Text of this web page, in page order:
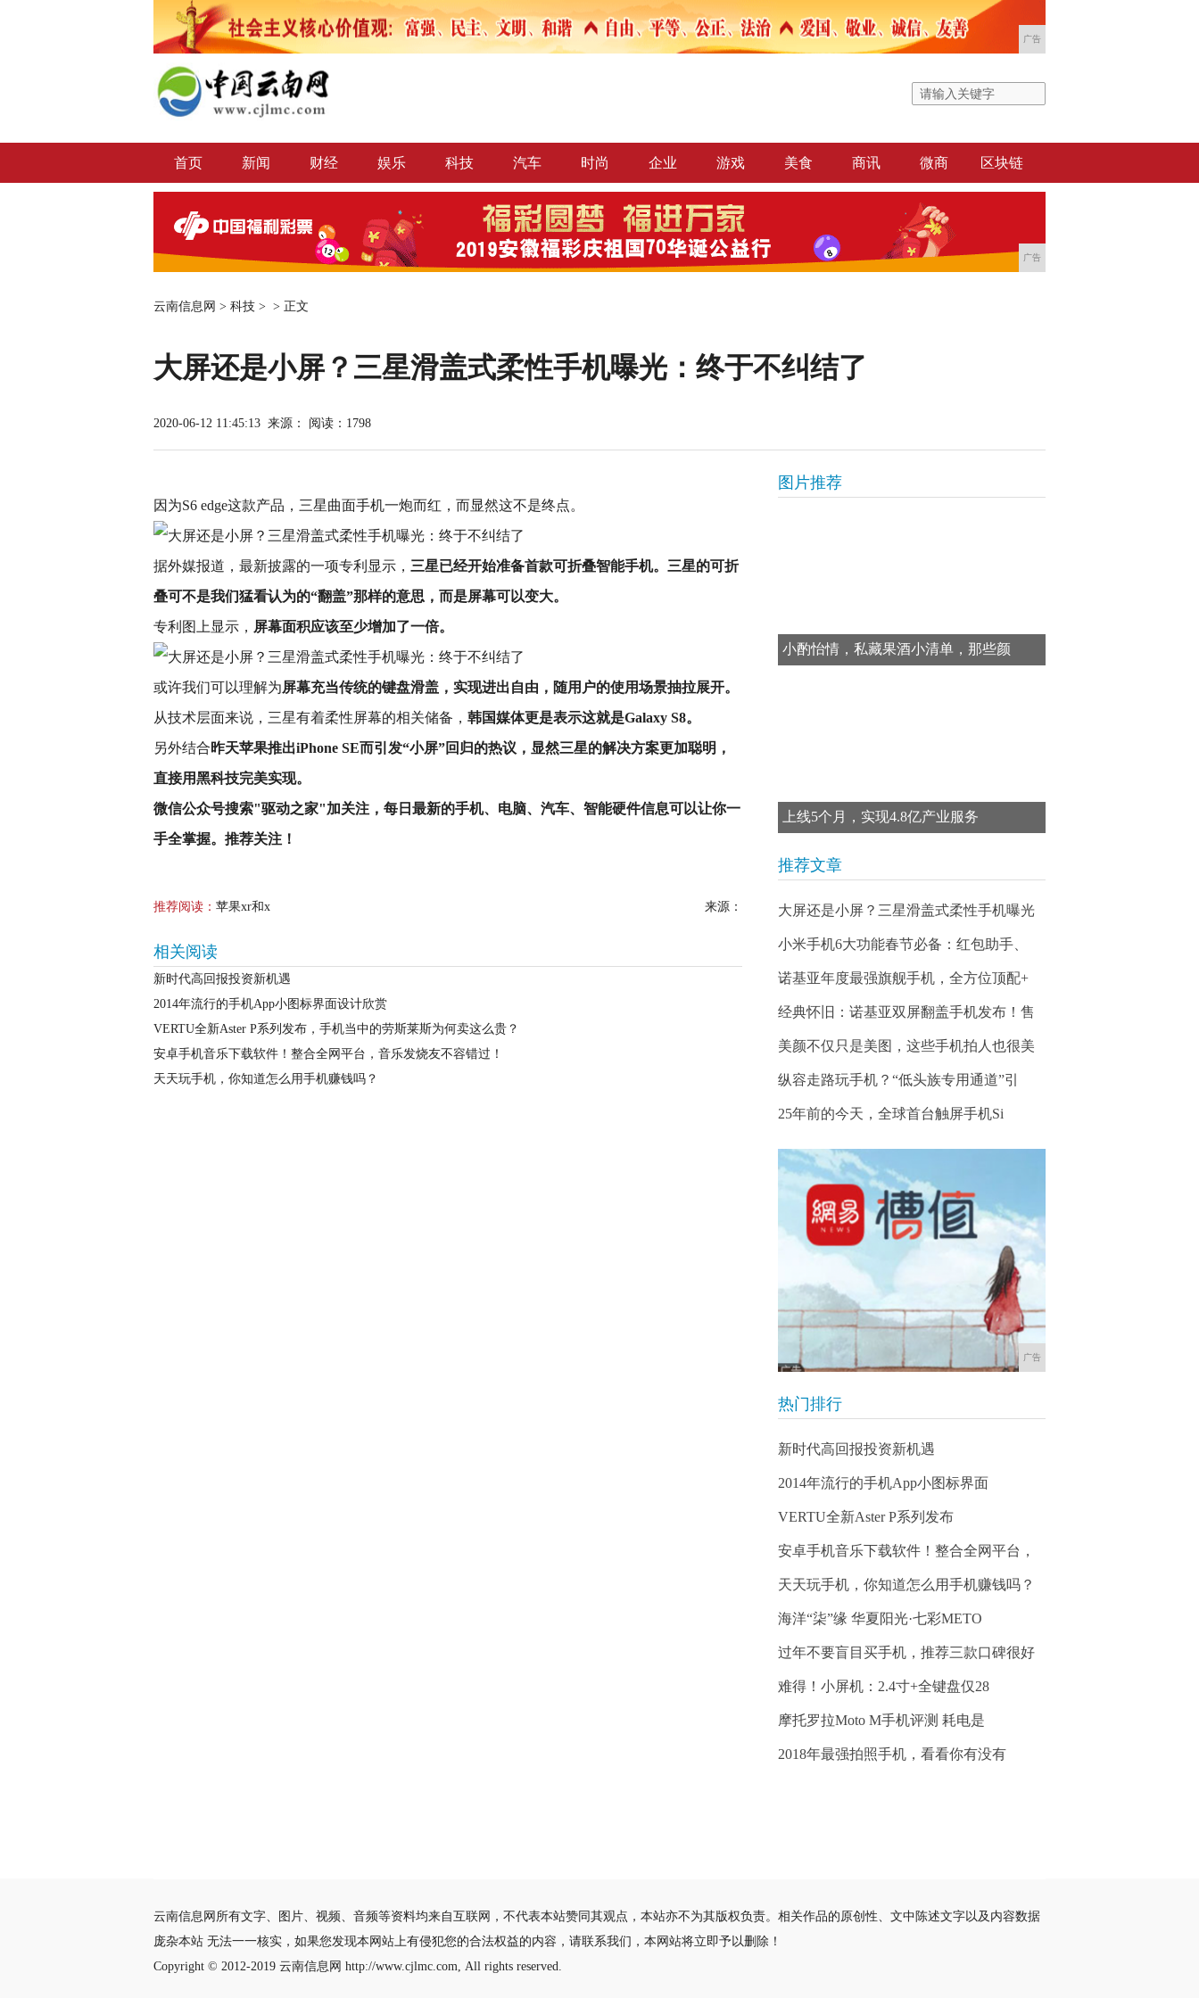
广告
首页 新闻 财经 娱乐 科技 汽车 时尚 企业 游戏 美食 商讯 微商 区块链
广告
云南信息网 > 科技 > > 正文
大屏还是小屏？三星滑盖式柔性手机曝光：终于不纠结了
2020-06-12 11:45:13 来源： 阅读：1798
因为S6 edge这款产品，三星曲面手机一炮而红，而显然这不是终点。
据外媒报道，最新披露的一项专利显示， 三星已经开始准备首款可折叠智能手机。三星的可折
叠可不是我们猛看认为的“翻盖”那样的意思，而是屏幕可以变大。
专利图上显示， 屏幕面积应该至少增加了一倍。
或许我们可以理解为屏幕充当传统的键盘滑盖，实现进出自由，随用户的使用场景抽拉展开。
从技术层面来说，三星有着柔性屏幕的相关储备， 韩国媒体更是表示这就是Galaxy S8。
另外结合昨天苹果推出iPhone SE而引发“小屏”回归的热议，显然三星的解决方案更加聪明，
直接用黑科技完美实现。
微信公众号搜索"驱动之家"加关注，每日最新的手机、电脑、汽车、智能硬件信息可以让你一
手全掌握。推荐关注！
推荐阅读： 苹果xr和x 来源：
相关阅读
新时代高回报投资新机遇
2014年流行的手机App小图标界面设计欣赏
VERTU全新Aster P系列发布，手机当中的劳斯莱斯为何卖这么贵？
安卓手机音乐下载软件！整合全网平台，音乐发烧友不容错过！
天天玩手机，你知道怎么用手机赚钱吗？
图片推荐
小酌怡情，私藏果酒小清单，那些颜
上线5个月，实现4.8亿产业服务
推荐文章
大屏还是小屏？三星滑盖式柔性手机曝光
小米手机6大功能春节必备：红包助手、
诺基亚年度最强旗舰手机，全方位顶配+
经典怀旧：诺基亚双屏翻盖手机发布！售
美颜不仅只是美图，这些手机拍人也很美
纵容走路玩手机？“低头族专用通道”引
25年前的今天，全球首台触屏手机Si
广告
热门排行
新时代高回报投资新机遇
2014年流行的手机App小图标界面
VERTU全新Aster P系列发布
安卓手机音乐下载软件！整合全网平台，
天天玩手机，你知道怎么用手机赚钱吗？
海洋“柒”缘 华夏阳光·七彩METO
过年不要盲目买手机，推荐三款口碑很好
难得！小屏机：2.4寸+全键盘仅28
摩托罗拉Moto M手机评测 耗电是
2018年最强拍照手机，看看你有没有
云南信息网所有文字、图片、视频、音频等资料均来自互联网，不代表本站赞同其观点，本站亦不为其版权负责。相关作品的原创性、文中陈述文字以及内容数据
庞杂本站 无法一一核实，如果您发现本网站上有侵犯您的合法权益的内容，请联系我们，本网站将立即予以删除！
Copyright © 2012-2019 云南信息网 http://www.cjlmc.com, All rights reserved.